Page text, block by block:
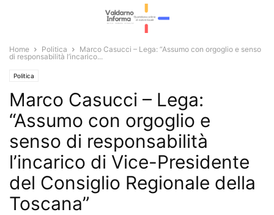
Home Politica
Marco Casucci – Lega: “Assumo con orgoglio e senso
di responsabilità l’incarico...
Politica
Marco Casucci – Lega:
“Assumo con orgoglio e
senso di responsabilità
l’incarico di Vice-Presidente
del Consiglio Regionale della
Toscana”